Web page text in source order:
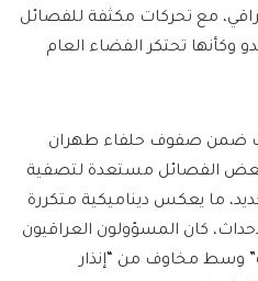
مع تحركات مكثفة للفصائل
وكأنها تحتكر الفضاء العام
ضمن صفوف حلفاء طهران
الفصائل مستعدة لتصفية
ما يعكس ديناميكية متكررة
الأحداث، كان المسؤولون العراقيون
وسط مخاوف من “إنذار